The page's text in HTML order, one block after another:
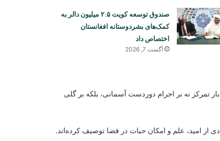
صندوق توسعه کویت ۲.۵ میلیون دالر به
کمک‌های بشردوستانه افغانستان
اختصاص داد
آگست 7, 2026
تمرکز نه بر اجرام دوردست آسمانی، بلکه بر گلی
از امید، علم و امکان حیات در فضا توصیف کرده‌اند.
شمار قربانیان تیراندازی در مکتب تایلند
افزایش یافت
محکمه آلمان یک شهروند افغان را به